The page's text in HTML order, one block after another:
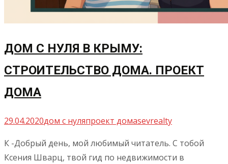
ДОМ С НУЛЯ В КРЫМУ:
СТРОИТЕЛЬСТВО ДОМА. ПРОЕКТ
ДОМА
29.04.2020дом с нуляпроект домаsevrealty
К -Добрый день, мой любимый читатель. С тобой
Ксения Шварц, твой гид по недвижимости в